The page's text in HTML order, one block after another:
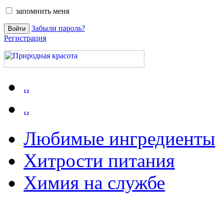
запомнить меня
Забыли пароль?
Регистрация
Любимые ингредиенты
Хитрости питания
Химия на службе